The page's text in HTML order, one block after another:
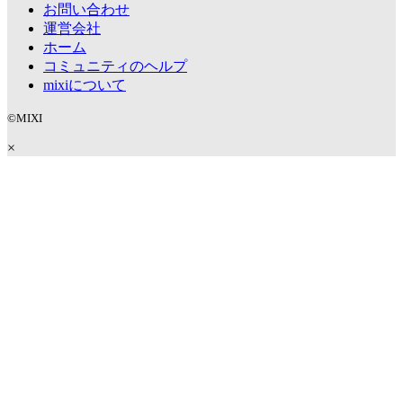
お問い合わせ
運営会社
ホーム
コミュニティのヘルプ
mixiについて
©MIXI
×